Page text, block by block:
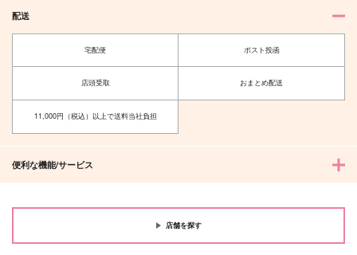
配送
宅配便 ポスト投函
店頭受取 おまとめ配送
11,000円（税込）以上で送料当社負担
便利な機能/サービス
店舗を探す